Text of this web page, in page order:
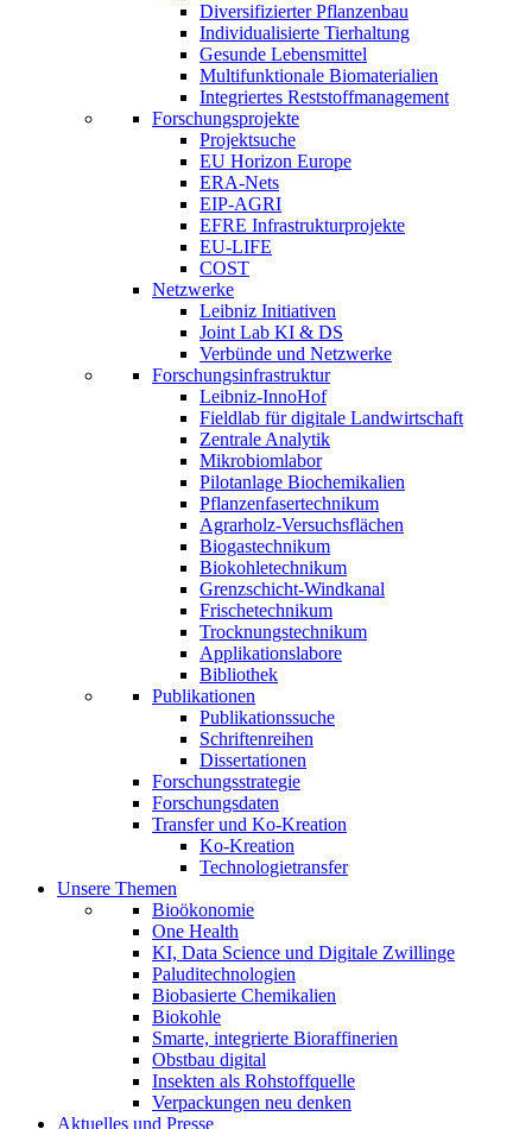
Diversifizierter Pflanzenbau
Individualisierte Tierhaltung
Gesunde Lebensmittel
Multifunktionale Biomaterialien
Integriertes Reststoffmanagement
Forschungsprojekte
Projektsuche
EU Horizon Europe
ERA-Nets
EIP-AGRI
EFRE Infrastrukturprojekte
EU-LIFE
COST
Netzwerke
Leibniz Initiativen
Joint Lab KI & DS
Verbünde und Netzwerke
Forschungsinfrastruktur
Leibniz-InnoHof
Fieldlab für digitale Landwirtschaft
Zentrale Analytik
Mikrobiomlabor
Pilotanlage Biochemikalien
Pflanzenfasertechnikum
Agrarholz-Versuchsflächen
Biogastechnikum
Biokohletechnikum
Grenzschicht-Windkanal
Frischetechnikum
Trocknungstechnikum
Applikationslabore
Bibliothek
Publikationen
Publikationssuche
Schriftenreihen
Dissertationen
Forschungsstrategie
Forschungsdaten
Transfer und Ko-Kreation
Ko-Kreation
Technologietransfer
Unsere Themen
Bioökonomie
One Health
KI, Data Science und Digitale Zwillinge
Paluditechnologien
Biobasierte Chemikalien
Biokohle
Smarte, integrierte Bioraffinerien
Obstbau digital
Insekten als Rohstoffquelle
Verpackungen neu denken
Aktuelles und Presse